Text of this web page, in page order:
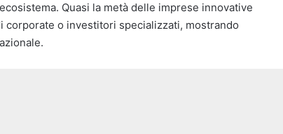
Quasi la metà delle imprese innovative
o investitori specializzati, mostrando